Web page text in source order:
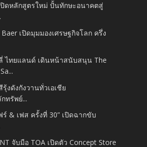
ดหลักสูตรใหม่ ปั้นทักษะอนาคตสู่
Baer เปิดมุมมองเศรษฐกิจโลก ครึ่ง
ไทยแลนด์ เดินหน้าสนับสนุน The
รุ้งดังกังวานทั่วเอเชีย
ทรัพย์...
ร์ & เฟส ครั้งที่ 30” เปิดฉากขับ
จับมือ TOA เปิดตัว Concept Store